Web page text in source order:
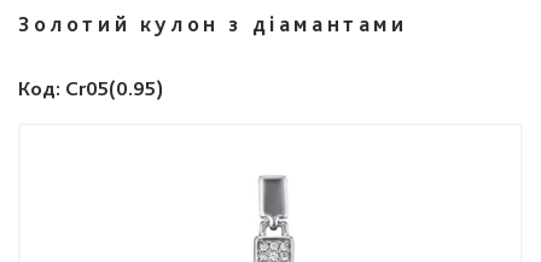
Золотий кулон з діамантами
Код: Cr05(0.95)